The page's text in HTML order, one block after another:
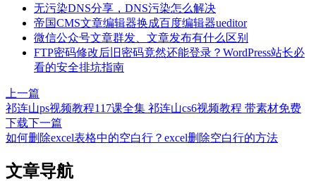
无污染DNS分享，DNS污染怎么解决
帝国CMS文章编辑器换成百度编辑器ueditor
微信公众号文章群发、文章发布有什么区别
FTP密码修改后旧密码竟然还能登录？WordPress站长必
看的安全排坑指南
上一篇
祁连山ps视频教程117课全集 祁连山cs6视频教程 带素材免费
下载下一篇
如何删除excel表格中的空白行？excel删除空白行的方法
文章导航